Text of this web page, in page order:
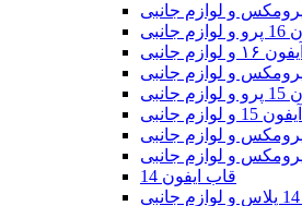
لوازم جانبی
لوازم جانبی
قاب ایفون 14